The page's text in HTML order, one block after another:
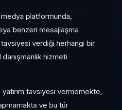
medya platformunda,
benzeri mesajlaşma
tavsiyesi verdiği herhangi bir
hizmeti
tavsiyesi vermemekte,
ve bu tür
Orta Son fiyat: